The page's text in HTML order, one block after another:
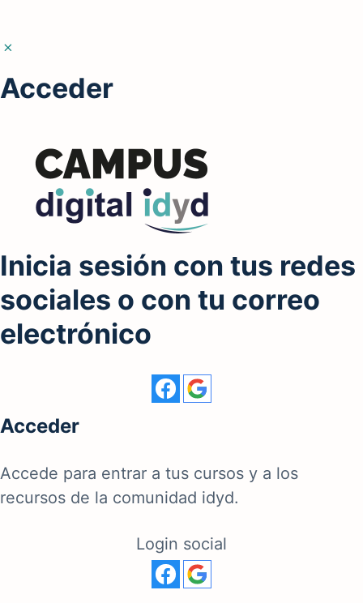
Acceder
Inicia sesión con tus redes
sociales o con tu correo
electrónico
Acceder
Accede para entrar a tus cursos y a los
recursos de la comunidad idyd.
Login social